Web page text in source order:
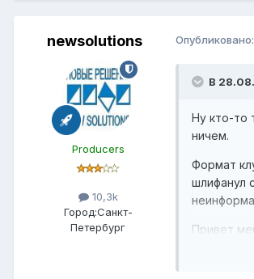
newsolutions
Producers
10,3k
Город:Санкт-
Петербург
Опубликовано:
В
Ну кто-то
ничем.
Формат
шлифанул
Привет